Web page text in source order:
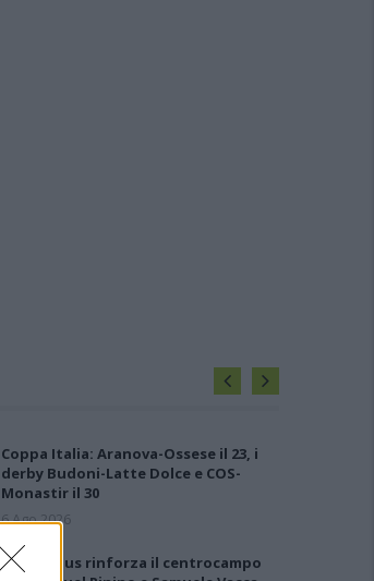
Coppa Italia: Aranova-Ossese il 23, i
derby Budoni-Latte Dolce e COS-
Monastir il 30
6 Ago 2026
Il Selargius rinforza il centrocampo